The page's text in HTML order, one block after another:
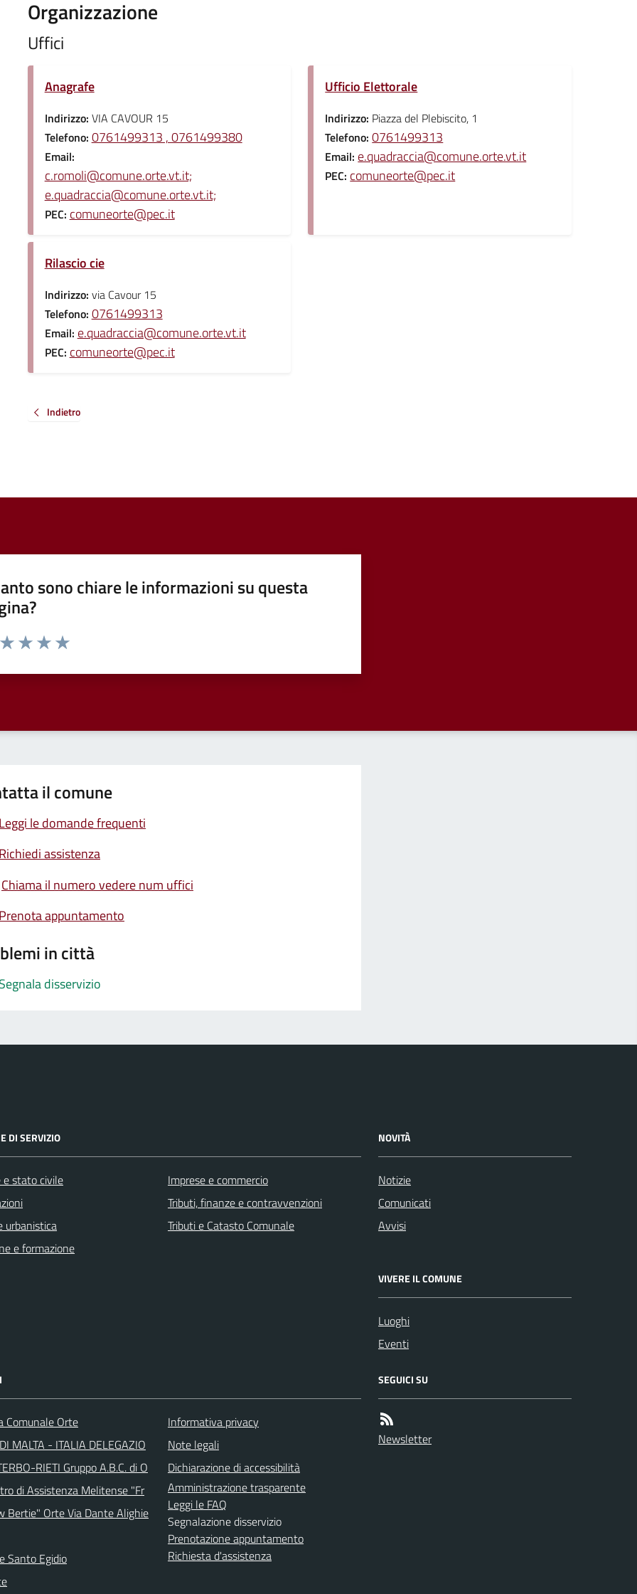
Organizzazione
Uffici
Anagrafe
Indirizzo: VIA CAVOUR 15
Telefono: 0761499313 , 0761499380
Email:
c.romoli@comune.orte.vt.it;
e.quadraccia@comune.orte.vt.it;
PEC: comuneorte@pec.it
Ufficio Elettorale
Indirizzo: Piazza del Plebiscito, 1
Telefono:0761499313
Email: e.quadraccia@comune.orte.vt.it
PEC: comuneorte@pec.it
Rilascio cie
Indirizzo: via Cavour 15
Telefono: 0761499313
Email: e.quadraccia@comune.orte.vt.it
PEC: comuneorte@pec.it
Indietro
sono chiare le informazioni su questa
da 1 a 5 stelle la pagina
il comune
Leggi le domande frequenti
Richiedi assistenza
Chiama il numero vedere num uffici
Prenota appuntamento
in città
Segnala disservizio
DI SERVIZIO
e stato civile
urbanistica
e formazione
Imprese e commercio
Tributi, finanze e contravvenzioni
Tributi e Catasto Comunale
NOVITÀ
Notizie
Comunicati
Avvisi
VIVERE IL COMUNE
Luoghi
Eventi
Comunale Orte
MALTA - ITALIA DELEGAZIO
RIETI Gruppo A.B.C. di O
di Assistenza Melitense "Fr
Bertie" Orte Via Dante Alighie
Santo Egidio
Informativa privacy
Note legali
Dichiarazione di accessibilità
Amministrazione trasparente
Leggi le FAQ
Segnalazione disservizio
Prenotazione appuntamento
Richiesta d'assistenza
SEGUICI SU
Newsletter